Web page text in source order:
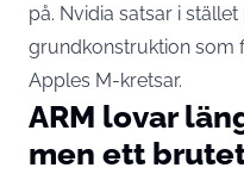
på. Nvidia satsar i
grundkonstruktion som
Apples M-kretsar.
ARM lovar
men ett